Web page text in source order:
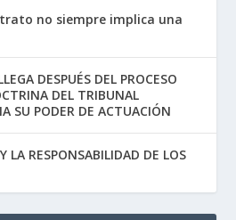
no siempre implica una
DESPUÉS DEL PROCESO
DEL TRIBUNAL
SU PODER DE ACTUACIÓN
LA RESPONSABILIDAD DE LOS